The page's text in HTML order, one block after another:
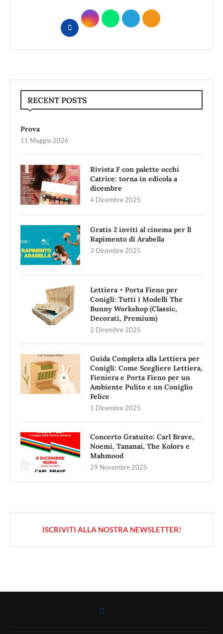
RECENT POSTS
Prova
11 Maggio 2026
Rivista F con palette occhi
Catrice: torna in edicola a
dicembre
4 Dicembre 2025
Gratis 2 inviti al cinema per ll
Rapimento di Arabella
3 Dicembre 2025
Lettiera + Porta Fieno per
Conigli: Tutti i Modelli The
Bunny Workshop (Classic,
Decorati, Premium)
2 Dicembre 2025
Guida Completa alla Lettiera per
Conigli: Come Scegliere Lettiera,
Fieniera e Porta Fieno per un
Ambiente Pulito e un Coniglio
Felice
1 Dicembre 2025
Concerto Gratuito: Carl Brave,
Noemi, Tananai, The Kolors e
Mahmood
29 Novembre 2025
ISCRIVITI ALLA NOSTRA NEWSLETTER!